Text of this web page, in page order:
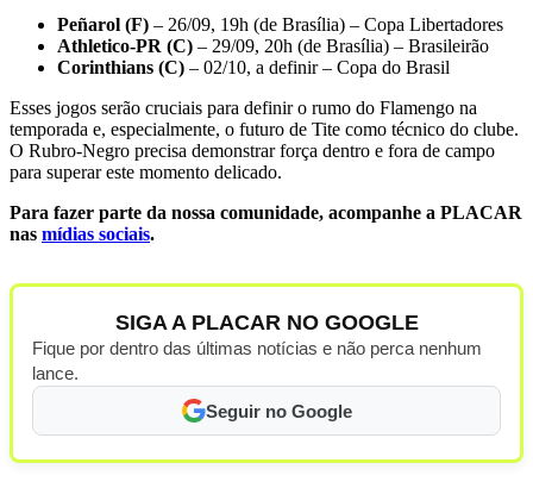
Peñarol (F) – 26/09, 19h (de Brasília) – Copa Libertadores
Athletico-PR (C) – 29/09, 20h (de Brasília) – Brasileirão
Corinthians (C) – 02/10, a definir – Copa do Brasil
Esses jogos serão cruciais para definir o rumo do Flamengo na
temporada e, especialmente, o futuro de Tite como técnico do clube.
O Rubro-Negro precisa demonstrar força dentro e fora de campo
para superar este momento delicado.
Para fazer parte da nossa comunidade, acompanhe a PLACAR
nas mídias sociais.
SIGA A PLACAR NO GOOGLE
Fique por dentro das últimas notícias e não perca nenhum
lance.
Seguir no Google